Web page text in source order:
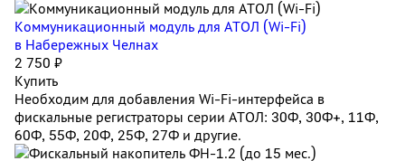
Коммуникационный модуль для АТОЛ (Wi-Fi)
в Набережных Челнах
2 750 ₽
Купить
Необходим для добавления Wi-Fi-интерфейса в
фискальные регистраторы серии АТОЛ: 30Ф, 30Ф+, 11Ф,
60Ф, 55Ф, 20Ф, 25Ф, 27Ф и другие.